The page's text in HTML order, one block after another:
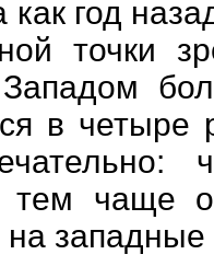
как год
точки
в четыре
тем чаще
на